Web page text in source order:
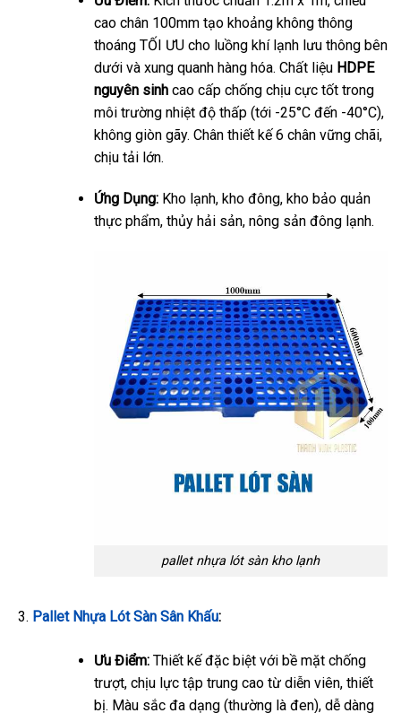
cao chân 100mm tạo khoảng không thông
thoáng TỐI ƯU cho luồng khí lạnh lưu thông bên
dưới và xung quanh hàng hóa. Chất liệu HDPE
nguyên sinhcao cấp chống chịu cực tốt trong
môi trường nhiệt độ thấp (tới -25°C đến -40°C),
không giòn gãy. Chân thiết kế 6 chân vững chãi,
chịu tải lớn.
Ứng Dụng:Kho lạnh, kho đông, kho bảo quản
thực phẩm, thủy hải sản, nông sản đông lạnh.
pallet nhựa lót sàn kho lạnh
Pallet Nhựa Lót Sàn Sân Khấu:
Ưu Điểm:Thiết kế đặc biệt với bề mặt chống
trượt, chịu lực tập trung cao từ diễn viên, thiết
bị. Màu sắc đa dạng (thường là đen), dễ dàng